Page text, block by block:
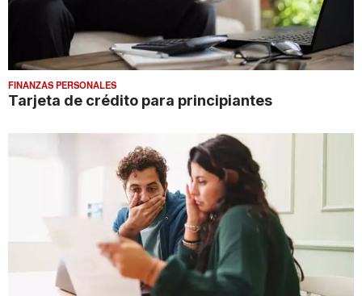
FINANZAS PERSONALES
Tarjeta de crédito para principiantes